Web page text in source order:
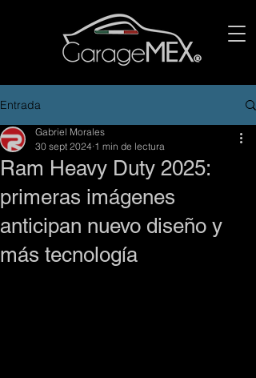
Entrada
Ram Heavy Duty 2025:
primeras imágenes
anticipan nuevo diseño y
más tecnología
Gabriel Morales
30 sept 2024 1 min de lectura